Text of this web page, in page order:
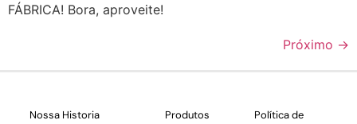
FÁBRICA! Bora, aproveite!
Próximo →
Nossa Historia
Produtos
Política de